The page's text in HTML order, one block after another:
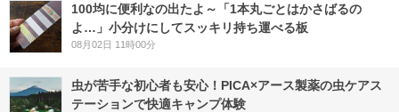
100均に便利なの出たよ～「1本丸ごとはかさばるの
よ…」小分けにしてスッキリ持ち運べる板
08月02日 11時00分
虫が苦手な初心者も安心！PICA×アース製薬の虫ケアス
テーションで快適キャンプ体験